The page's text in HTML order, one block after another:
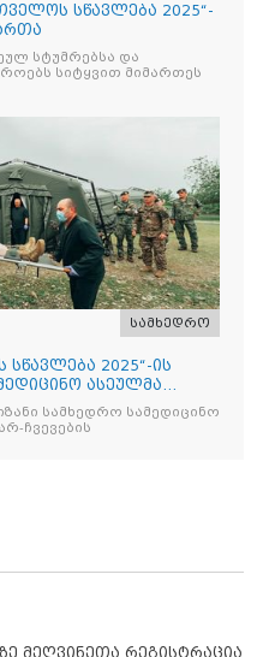
სწავლება 2025“-
სტუმრებსა და
სიტყვით მიმართეს
სამხედრო
სწავლება 2025“-ის
ასეულმა
სამხედრო სამედიცინო
ჩვევების
მეღვინეთა რეგისტრაცია